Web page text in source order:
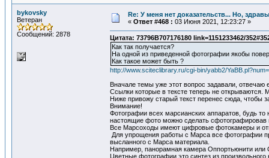
bykovsky
Ветеран
Сообщений: 2878
Re: У меня нет доказательств... Но,
« Ответ #468 : 03 Июня 2021, 12:23:27 »
Цитата: 73796B707176180 link=1151233462/
Как так получается?
На одной из приведенной фотографии якобы
Как такое может быть ?
http://www.sciteclibrary.ru/cgi-bin/yabb2/
Вначале темы уже этот вопрос задавали, отвечаю
Ссылки которые в тексте теперь не
Ниже привожу старый текст перенес сюда, чтобы
Внимание!
Фотографии всех марсианских аппаратов, будь
настоящие фото можно сделать сфотографировав
Все Марсоходы имеют цифровые фотокамеры и
Для упрощения работы с Марса все фотографии
высланного с Марса материала.
Например, панорамная камера Оппортьюнити или
Цветные фотографии это синтез из